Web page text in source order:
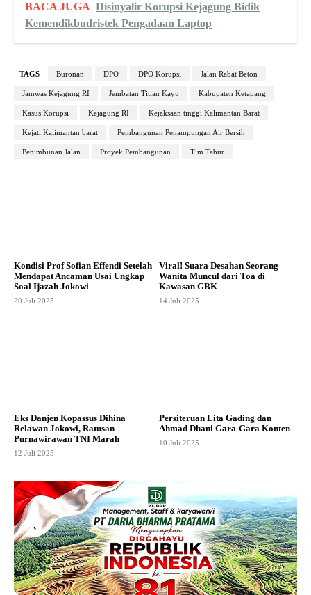
BACA JUGA Disinyalir Korupsi Kejagung Bidik
Kemendikbudristek Pengadaan Laptop
TAGS Buronan DPO DPO Korupsi Jalan Rabat Beton
Jamwas Kejagung RI Jembatan Titian Kayu Kabupaten Ketapang
Kasus Korupsi Kejagung RI Kejaksaan tinggi Kalimantan Barat
Kejati Kalimantan barat Pembangunan Penampungan Air Bersih
Penimbunan Jalan Proyek Pembangunan Tim Tabur
Kondisi Prof Sofian Effendi Setelah
Mendapat Ancaman Usai Ungkap
Soal Ijazah Jokowi
20 Juli 2025
Viral! Suara Desahan Seorang
Wanita Muncul dari Toa di
Kawasan GBK
14 Juli 2025
Eks Danjen Kopassus Dihina
Relawan Jokowi, Ratusan
Purnawirawan TNI Marah
12 Juli 2025
Persiteruan Lita Gading dan
Ahmad Dhani Gara-Gara Konten
10 Juli 2025